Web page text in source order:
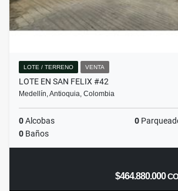
LOTE / TERRENO VENTA
LOTE EN SAN FELIX #42
Medellín, Antioquia, Colombia
0Alcobas 0
0 Baños
$464.880.000